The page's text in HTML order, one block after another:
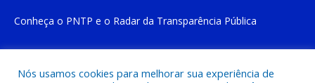
Conheça o PNTP e o Radar da Transparência Pública
Nós usamos cookies para melhorar sua experiência de